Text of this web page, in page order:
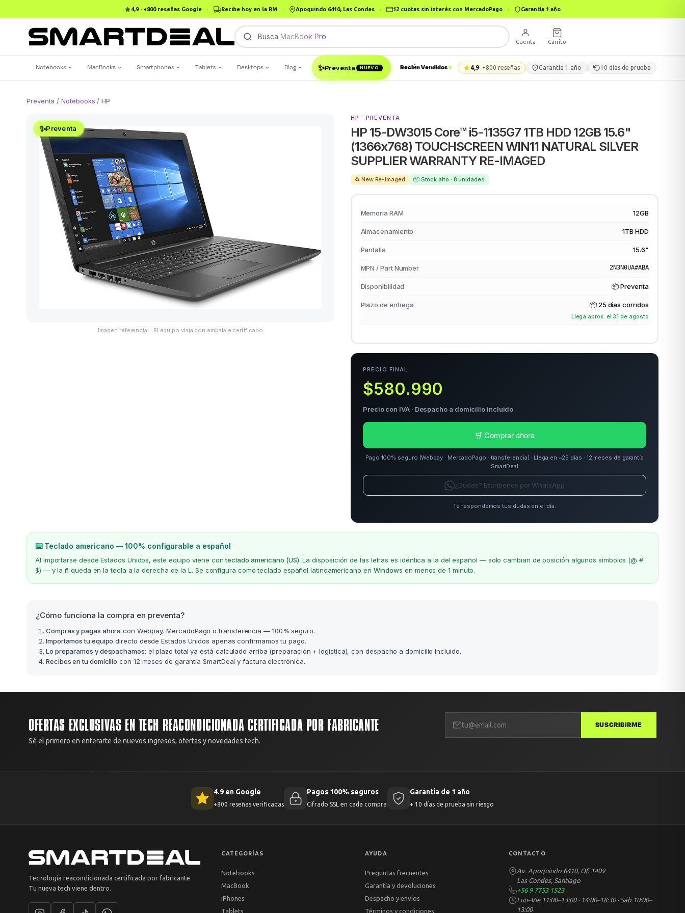
4,9 · +800 reseñas Google · Recibe hoy en la RM · Apoquindo 6410, Las Condes · 12 cuotas sin interés con MercadoPago · Garantía 1 año
Busca MacBook Pro
Cuenta Carrito
Notebooks MacBooks Smartphones Tablets Desktops Blog ✨Preventa NUEVO Recién Vendidos 4,9· +800 reseñas Garantía 1 año 10 días de prueba
Preventa /Notebooks /HP
✨Preventa
Imagen referencial · El equipo viaja con embalaje certificado
HP · PREVENTA
HP 15-DW3015 Core™ i5-1135G7 1TB HDD 12GB 15.6"
(1366x768) TOUCHSCREEN WIN11 NATURAL SILVER
SUPPLIER WARRANTY RE-IMAGED
♻️ New Re-Imaged 📦 Stock alto · 8 unidades
Memoria RAM 12GB
Almacenamiento 1TB HDD
Pantalla 15.6"
MPN / Part Number 2N3N0UA#ABA
Disponibilidad 📦 Preventa
Plazo de entrega 📦 25 días corridos
Llega aprox. el 31 de agosto
PRECIO FINAL
$580.990
Precio con IVA · Despacho a domicilio incluido
🛒 Comprar ahora
Pago 100% seguro (Webpay · MercadoPago · transferencia) · Llega en ~25 días · 12 meses de garantía
SmartDeal
¿Dudas? Escríbenos por WhatsApp
Te respondemos tus dudas en el día.
⌨️ Teclado americano — 100% configurable a español
Al importarse desde Estados Unidos, este equipo viene conteclado americano (US). La disposición de las letras es idéntica a la del español — solo cambian de posición algunos símbolos (@ #
$) — y lañ queda en la tecla a la derecha de la L. Se configura como teclado español latinoamericano en Windows en menos de 1 minuto.
¿Cómo funciona la compra en preventa?
Compras y pagas ahora con Webpay, MercadoPago o transferencia — 100% seguro.
Importamos tu equipo directo desde Estados Unidos apenas confirmamos tu pago.
Lo preparamos y despachamos: el plazo total ya está calculado arriba (preparación + logística), con despacho a domicilio incluido.
Recibes en tu domicilio con 12 meses de garantía SmartDeal y factura electrónica.
OFERTAS EXCLUSIVAS EN TECH REACONDICIONADA CERTIFICADA POR FABRICANTE
Sé el primero en enterarte de nuevos ingresos, ofertas y novedades tech.
SUSCRIBIRME
4.9 en Google
+800 reseñas verificadas
Pagos 100% seguros
Cifrado SSL en cada compra
Garantía de 1 año
+ 10 días de prueba sin riesgo
Tecnología reacondicionada certificada por fabricante.
Tu nueva tech viene dentro.
CATEGORÍAS
Notebooks
MacBook
iPhones
Tablets
AYUDA
Preguntas frecuentes
Garantía y devoluciones
Despacho y envíos
Términos y condiciones
CONTACTO
Av. Apoquindo 6410, Of. 1409
Las Condes, Santiago
+56 9 7753 1523
Lun–Vie 11:00–13:00 · 14:00–18:30 · Sáb 10:00–
13:00